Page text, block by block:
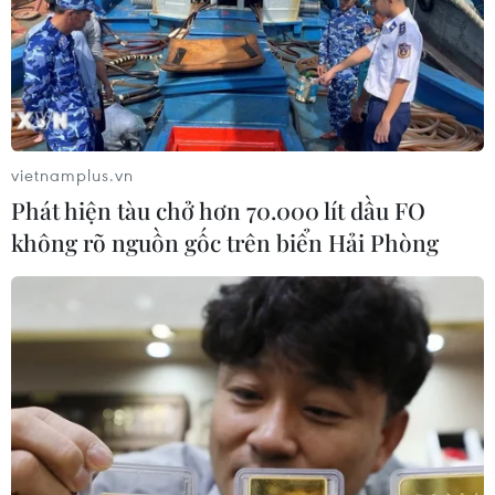
buộc Trung Quốc phát
cảnh báo đỏ, sơ tán hàng
trăm nghìn người và hủy
hàng nghìn chuyến bay tại
các trung tâm kinh tế lớn.
NGHE
cơ quan khí tượng, mưa
sẽ giảm dần, miền Bắc có
khả năng xuất hiện nắng
nóng trong hai ngày 9-
10/8.
Mỹ can thiệp khẩn cấp,
Nga thông báo tấn công
vietnamplus.vn
Phát hiện tàu chở hơn 70.000 lít dầu FO
không rõ nguồn gốc trên biển Hải Phòng